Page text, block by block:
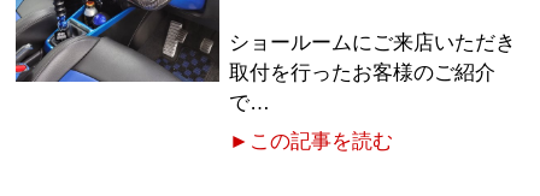
ショールームにご来店いただき
取付を行ったお客様のご紹介
で…
►この記事を読む